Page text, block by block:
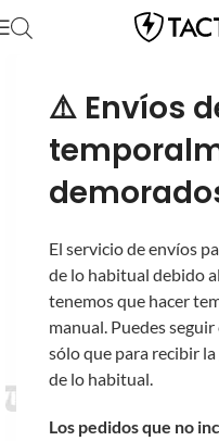
⚠️ Envíos
El servicio de envíos
de lo habitual debido
tenemos que hacer
manual. Puedes
sólo que para recibir
de lo habitual.
Los pedidos que no